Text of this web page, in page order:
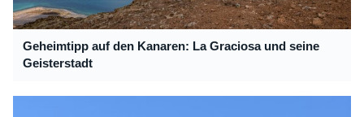
Geheimtipp auf den Kanaren: La Graciosa und seine
Geisterstadt